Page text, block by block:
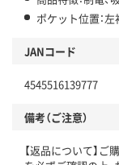
ポケット位置：
JANコード
4545516139777
備考（ご注意）
【返品について】ご